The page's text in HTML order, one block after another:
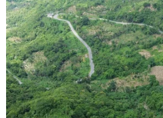
nối lại chiến dịch quân sự
IRGC triển khai đợt tấn
công hàng chục trung tâm
Pháp tăng cường hiện diện
Đông
Xung đột tại Trung Đông: